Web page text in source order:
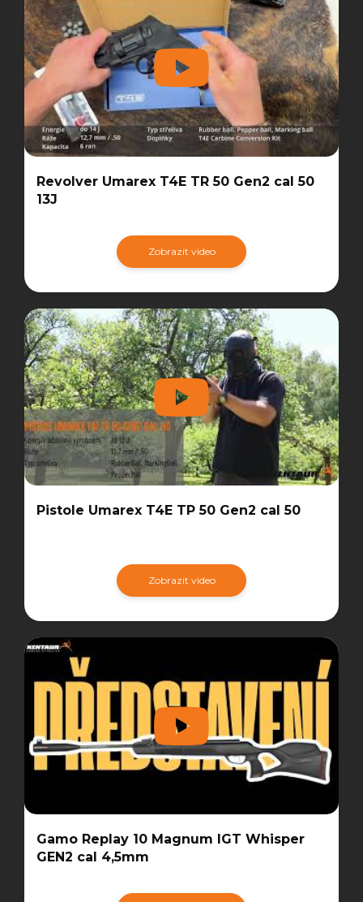
Revolver Umarex T4E TR 50 Gen2 cal 50
13J
Zobrazit video
Pistole Umarex T4E TP 50 Gen2 cal 50
Zobrazit video
Gamo Replay 10 Magnum IGT Whisper
GEN2 cal 4,5mm